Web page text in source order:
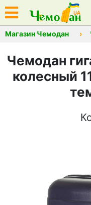
Магазин Чемодан
Чемодан
колесный